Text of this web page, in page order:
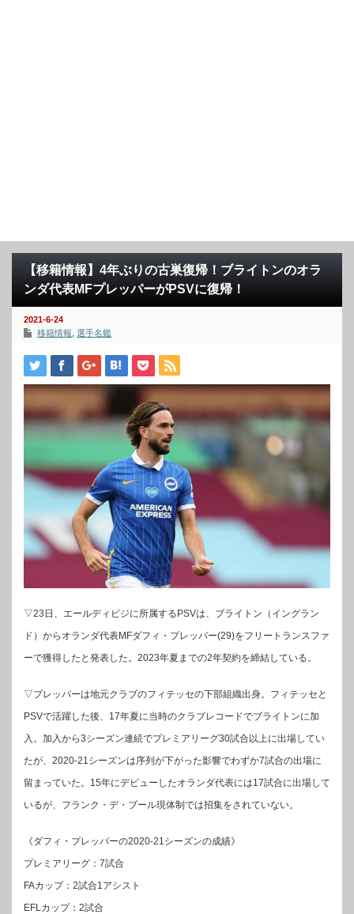
【移籍情報】4年ぶりの古巣復帰！ブライトンのオラ
ンダ代表MFプレッパーがPSVに復帰！
2021-6-24
移籍情報 選手名鑑
▽23日、エールディビジに所属するPSVは、ブライトン（イングラン
ド）からオランダ代表MFダフィ・プレッパー(29)をフリートランスファ
ーで獲得したと発表した。2023年夏までの2年契約を締結している。
▽プレッパーは地元クラブのフィテッセの下部組織出身。フィテッセと
PSVで活躍した後、17年夏に当時のクラブレコードでブライトンに加
入。加入から3シーズン連続でプレミアリーグ30試合以上に出場してい
たが、2020-21シーズンは序列が下がった影響でわずか7試合の出場に
留まっていた。15年にデビューしたオランダ代表には17試合に出場して
いるが、フランク・デ・ブール現体制では招集をされていない。
《ダフィ・プレッパーの2020-21シーズンの成績》
プレミアリーグ：7試合
FAカップ：2試合1アシスト
EFLカップ：2試合